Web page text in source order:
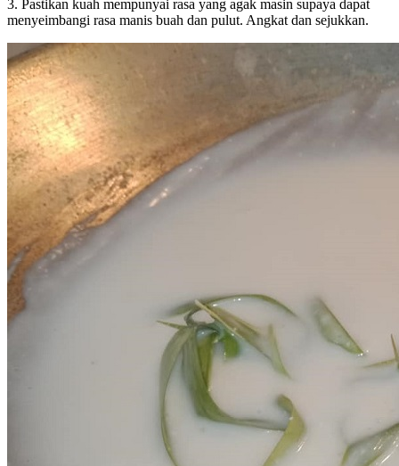
3. Pastikan kuah mempunyai rasa yang agak masin supaya dapat
menyeimbangi rasa manis buah dan pulut. Angkat dan sejukkan.